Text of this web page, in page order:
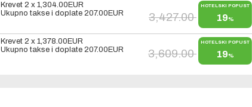
Krevet 2 x 1,304.00 EUR
Ukupno takse i doplate 207.00 EUR 3,427.00
HOTELSKI POPUST
19%
Krevet 2 x 1,378.00 EUR
Ukupno takse i doplate 207.00 EUR 3,609.00
HOTELSKI POPUST
19%